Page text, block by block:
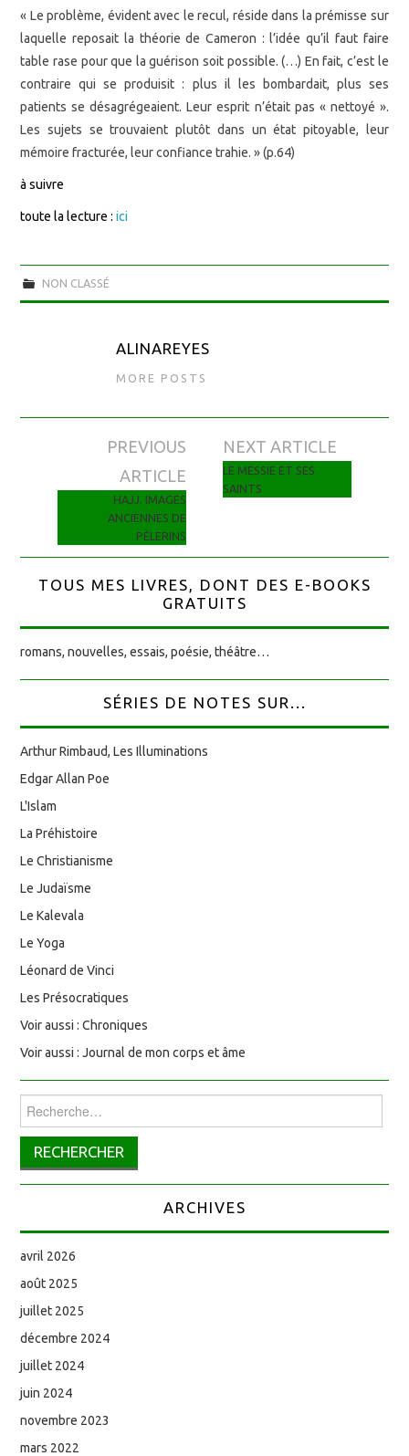
« Le problème, évident avec le recul, réside dans la prémisse sur
laquelle reposait la théorie de Cameron : l’idée qu’il faut faire
table rase pour que la guérison soit possible. (…) En fait, c’est le
contraire qui se produisit : plus il les bombardait, plus ses
patients se désagrégeaient. Leur esprit n’était pas « nettoyé ».
Les sujets se trouvaient plutôt dans un état pitoyable, leur
mémoire fracturée, leur confiance trahie. » (p.64)
à suivre
toute la lecture :ici
NON CLASSÉ
ALINAREYES
MORE POSTS
Navigation des articles
PREVIOUS
ARTICLE
HAJJ. IMAGES
ANCIENNES DE
PÈLERINS
NEXT ARTICLE
LE MESSIE ET SES
SAINTS
TOUS MES LIVRES, DONT DES E-BOOKS
GRATUITS
romans, nouvelles, essais, poésie, théâtre…
SÉRIES DE NOTES SUR...
Arthur Rimbaud, Les Illuminations
Edgar Allan Poe
L'Islam
La Préhistoire
Le Christianisme
Le Judaïsme
Le Kalevala
Le Yoga
Léonard de Vinci
Les Présocratiques
Voir aussi : Chroniques
Voir aussi : Journal de mon corps et âme
Rechercher :
ARCHIVES
avril 2026
août 2025
juillet 2025
décembre 2024
juillet 2024
juin 2024
novembre 2023
mars 2022